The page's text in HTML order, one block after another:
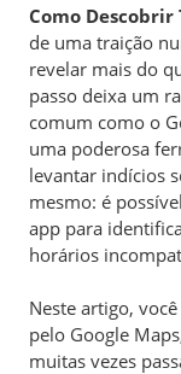
Como Descobrir
de uma traição
revelar mais do
passo deixa um
comum como o
uma poderosa
levantar indícios
mesmo: é
app para
horários
Neste artigo,
pelo Google
muitas vezes